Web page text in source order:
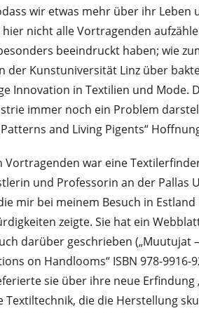
wir etwas mehr über ihr Leben
hier nicht alle Vortragenden
beeindruckt haben; wie
der Kunstuniversität Linz über
Innovation in Textilien und Mode.
immer noch ein Problem
and Living Pigents“
Vortragenden war eine
und Professorin an der Pallas
mir bei meinem Besuch in
zeigte. Sie hat ein
darüber geschrieben („Muutujat
on Handlooms“ ISBN 978-9916-
sie über ihre neue Erfindung
Textiltechnik, die die Herstellung